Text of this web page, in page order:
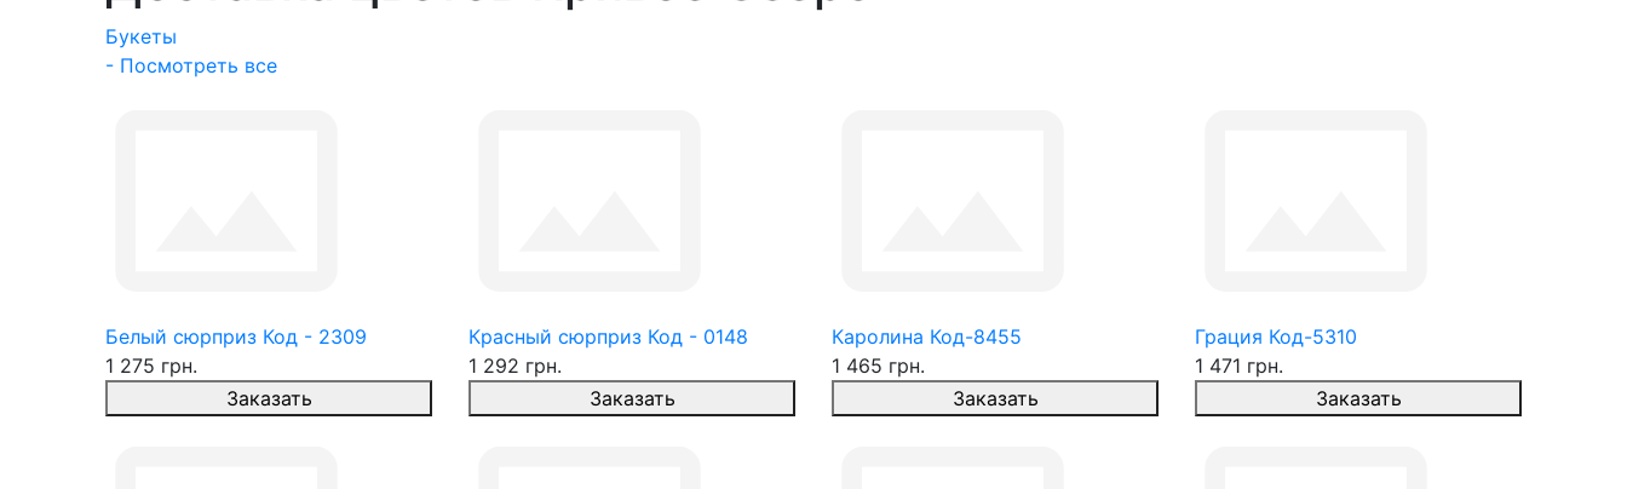
Букеты
- Посмотреть все
Белый сюрприз Код - 2309
1 275 грн.
Заказать
Красный сюрприз Код - 0148
1 292 грн.
Заказать
Каролина Код-8455
1 465 грн.
Заказать
Грация Код-5310
1 471 грн.
Заказать